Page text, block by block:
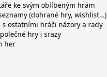
ke svým oblíbeným hrám
(dohrané hry, wishlist…)
ostatními hráči názory a rady
hry i srazy
her